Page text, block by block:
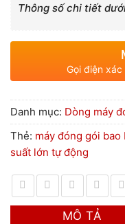
Thông số chi tiết
Gọi điện
Danh mục: Dòng máy
Thẻ: máy đóng gói bao
suất lớn tự động
MÔ TẢ